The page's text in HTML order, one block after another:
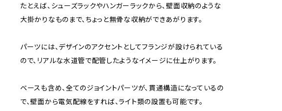
たとえば、シューズラックやハンガーラックから、壁面収納のような
大掛かりなものまで、ちょっと無骨な収納ができあがります。
パーツには、デザインのアクセントとしてフランジが設けられている
ので、リアルな水道管で配管したようなイメージに仕上がります。
ベースも含め、全てのジョイントパーツが、貫通構造になっているの
で、壁面から電気配線をすれば、ライト類の設置も可能です。